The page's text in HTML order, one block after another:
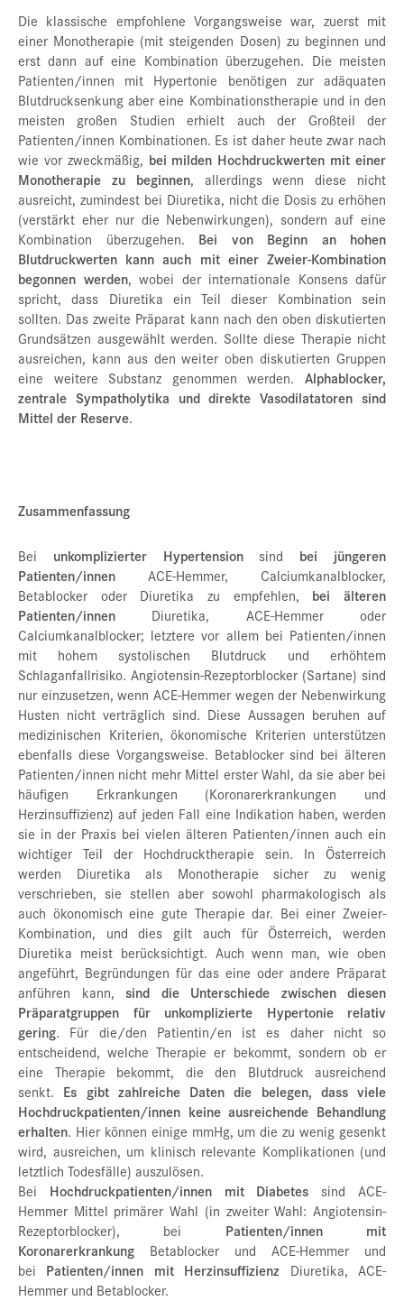
Die klassische empfohlene Vorgangsweise war, zuerst mit
einer Monotherapie (mit steigenden Dosen) zu beginnen und
erst dann auf eine Kombination überzugehen. Die meisten
Patienten/innen mit Hypertonie benötigen zur adäquaten
Blutdrucksenkung aber eine Kombinationstherapie und in den
meisten großen Studien erhielt auch der Großteil der
Patienten/innen Kombinationen. Es ist daher heute zwar nach
wie vor zweckmäßig, bei milden Hochdruckwerten mit einer
Monotherapie zu beginnen, allerdings wenn diese nicht
ausreicht, zumindest bei Diuretika, nicht die Dosis zu erhöhen
(verstärkt eher nur die Nebenwirkungen), sondern auf eine
Kombination überzugehen. Bei von Beginn an hohen
Blutdruckwerten kann auch mit einer Zweier-Kombination
begonnen werden, wobei der internationale Konsens dafür
spricht, dass Diuretika ein Teil dieser Kombination sein
sollten. Das zweite Präparat kann nach den oben diskutierten
Grundsätzen ausgewählt werden. Sollte diese Therapie nicht
ausreichen, kann aus den weiter oben diskutierten Gruppen
eine weitere Substanz genommen werden. Alphablocker,
zentrale Sympatholytika und direkte Vasodilatatoren sind
Mittel der Reserve.
Zusammenfassung
Bei unkomplizierter Hypertensionsind bei jüngeren
Patienten/innen ACE-Hemmer, Calciumkanalblocker,
Betablocker oder Diuretika zu empfehlen, bei älteren
Patienten/innen Diuretika, ACE-Hemmer oder
Calciumkanalblocker; letztere vor allem bei Patienten/innen
mit hohem systolischen Blutdruck und erhöhtem
Schlaganfallrisiko. Angiotensin-Rezeptorblocker (Sartane) sind
nur einzusetzen, wenn ACE-Hemmer wegen der Nebenwirkung
Husten nicht verträglich sind. Diese Aussagen beruhen auf
medizinischen Kriterien, ökonomische Kriterien unterstützen
ebenfalls diese Vorgangsweise. Betablocker sind bei älteren
Patienten/innen nicht mehr Mittel erster Wahl, da sie aber bei
häufigen Erkrankungen (Koronarerkrankungen und
Herzinsuffizienz) auf jeden Fall eine Indikation haben, werden
sie in der Praxis bei vielen älteren Patienten/innen auch ein
wichtiger Teil der Hochdrucktherapie sein. In Österreich
werden Diuretika als Monotherapie sicher zu wenig
verschrieben, sie stellen aber sowohl pharmakologisch als
auch ökonomisch eine gute Therapie dar. Bei einer Zweier-
Kombination, und dies gilt auch für Österreich, werden
Diuretika meist berücksichtigt. Auch wenn man, wie oben
angeführt, Begründungen für das eine oder andere Präparat
anführen kann, sind die Unterschiede zwischen diesen
Präparatgruppen für unkomplizierte Hypertonie relativ
gering. Für die/den Patientin/en ist es daher nicht so
entscheidend, welche Therapie er bekommt, sondern ob er
eine Therapie bekommt, die den Blutdruck ausreichend
senkt. Es gibt zahlreiche Daten die belegen, dass viele
Hochdruckpatienten/innen keine ausreichende Behandlung
erhalten. Hier können einige mmHg, um die zu wenig gesenkt
wird, ausreichen, um klinisch relevante Komplikationen (und
letztlich Todesfälle) auszulösen.
Bei Hochdruckpatienten/innen mit Diabetes sind ACE-
Hemmer Mittel primärer Wahl (in zweiter Wahl: Angiotensin-
Rezeptorblocker), bei Patienten/innen mit
Koronarerkrankung Betablocker und ACE-Hemmer und
bei Patienten/innen mit Herzinsuffizienz Diuretika, ACE-
Hemmer und Betablocker.